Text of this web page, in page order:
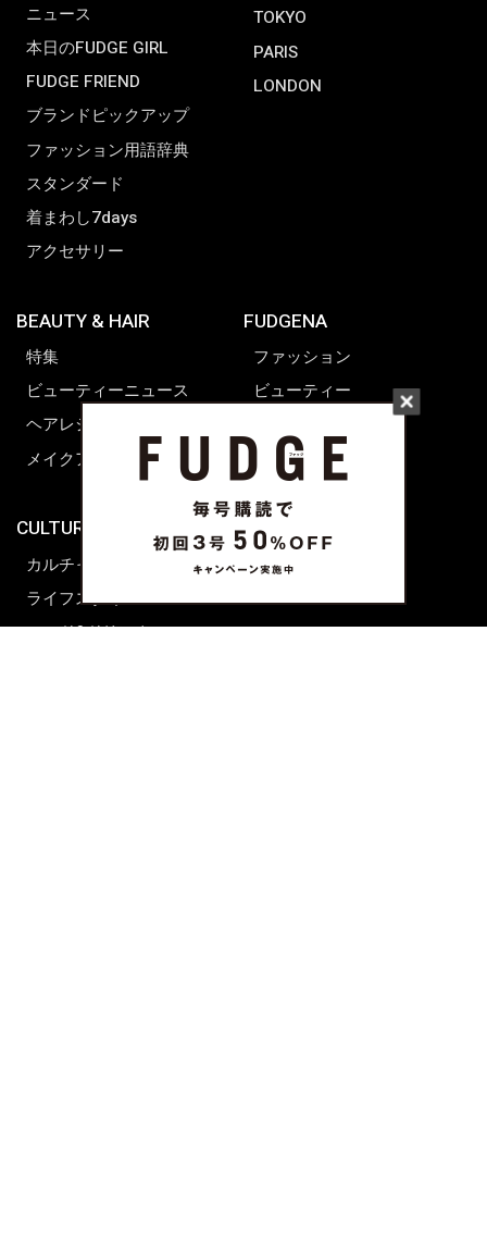
ニュース
本日のFUDGE GIRL
FUDGE FRIEND
ブランドピックアップ
ファッション用語辞典
スタンダード
着まわし7days
アクセサリー
TOKYO
PARIS
LONDON
BEAUTY & HAIR
特集
ビューティーニュース
ヘアレシピ ストーリーズ
メイクアップティップス
CULTURE & LIFE
カルチャー
ライフスタイル
フード&ドリンク
FUDGENA
ファッション
ビューティー
ライフスタイル